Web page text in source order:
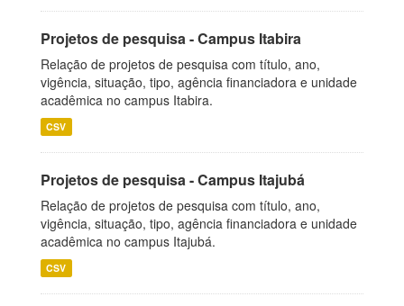
Projetos de pesquisa - Campus Itabira
Relação de projetos de pesquisa com título, ano,
vigência, situação, tipo, agência financiadora e unidade
acadêmica no campus Itabira.
CSV
Projetos de pesquisa - Campus Itajubá
Relação de projetos de pesquisa com título, ano,
vigência, situação, tipo, agência financiadora e unidade
acadêmica no campus Itajubá.
CSV